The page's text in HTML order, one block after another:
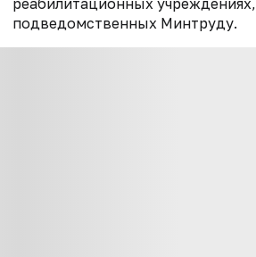
реабилитационных учреждениях,
подведомственных Минтруду.